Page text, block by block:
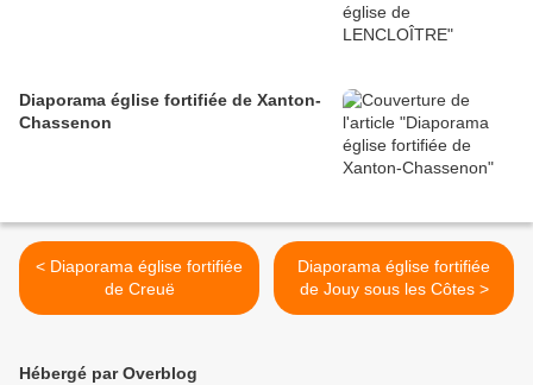
Diaporama église fortifiée de Xanton-
Chassenon
< Diaporama église fortifiée
de Creuë
Diaporama église fortifiée
de Jouy sous les Côtes >
Hébergé par Overblog